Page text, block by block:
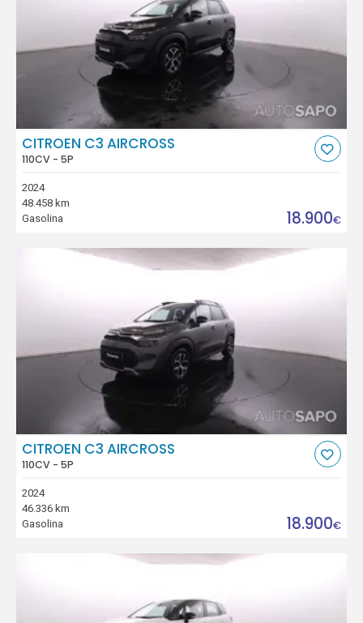
CITROEN C3 AIRCROSS
110CV - 5P
2024
48.458 km
Gasolina
18.900€
CITROEN C3 AIRCROSS
110CV - 5P
2024
46.336 km
Gasolina
18.900€